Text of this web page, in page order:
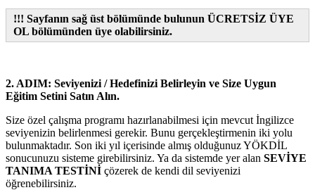
!!! Sayfanın sağ üst bölümünde bulunun ÜCRETSİZ ÜYE
OL bölümünden üye olabilirsiniz.
2. ADIM: Seviyenizi / Hedefinizi Belirleyin ve Size Uygun
Eğitim Setini Satın Alın.
Size özel çalışma programı hazırlanabilmesi için mevcut İngilizce
seviyenizin belirlenmesi gerekir. Bunu gerçekleştirmenin iki yolu
bulunmaktadır. Son iki yıl içerisinde almış olduğunuz YÖKDİL
sonucunuzu sisteme girebilirsiniz. Ya da sistemde yer alan SEVİYE
TANIMA TESTİNİ çözerek de kendi dil seviyenizi
öğrenebilirsiniz.